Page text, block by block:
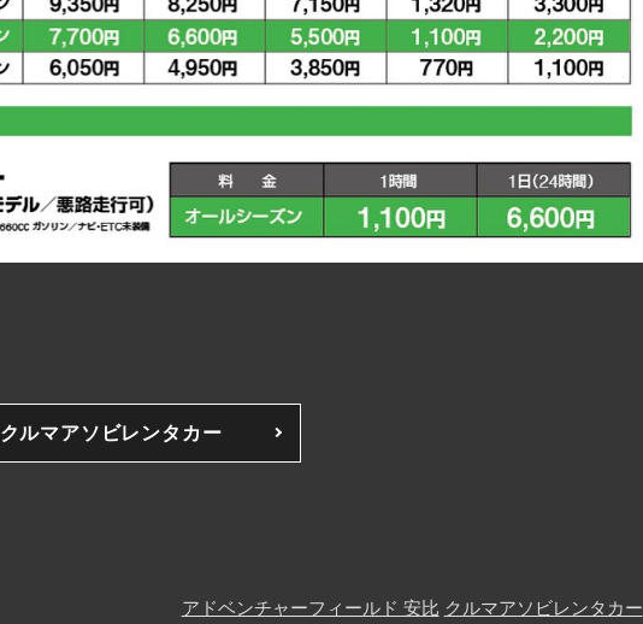
クルマアソビレンタカー
アドベンチャーフィールド 安比 クルマアソビレンタカー